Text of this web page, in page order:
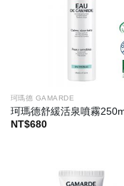
珂瑪德 GAMARDE
珂瑪德舒緩活泉噴霧
NT$680